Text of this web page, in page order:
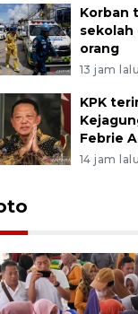
Korban
sekolah
orang
13 jam lalu
KPK
Febrie
14 jam lalu